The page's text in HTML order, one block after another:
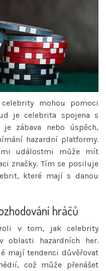
mohou pomoci
je celebrita spojena s
zábava nebo úspěch,
hazardní platformy.
událostmi může mít
značky. Tím se posiluje
které mají s danou
hráčů
roli v tom, jak celebrity
oblasti hazardních her.
mají tendenci důvěřovat
což může přenášet